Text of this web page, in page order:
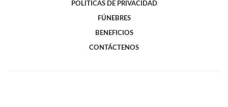
POLITICAS DE PRIVACIDAD
FÚNEBRES
BENEFICIOS
CONTÁCTENOS